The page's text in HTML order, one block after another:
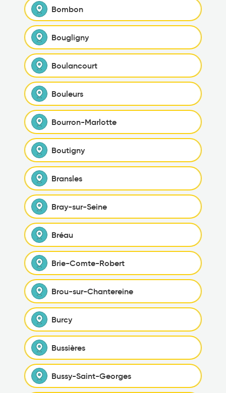
Bombon
Bougligny
Boulancourt
Bouleurs
Bourron-Marlotte
Boutigny
Bransles
Bray-sur-Seine
Bréau
Brie-Comte-Robert
Brou-sur-Chantereine
Burcy
Bussières
Bussy-Saint-Georges